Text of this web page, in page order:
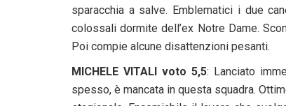
sparacchia a salve. Emblematici i due
colossali dormite dell’ex Notre Dame.
Poi compie alcune disattenzioni pesanti.
MICHELE VITALI voto 5,5: Lanciato
spesso, è mancata in questa squadra.